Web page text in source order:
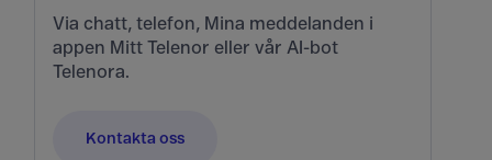
Via chatt, telefon, Mina meddelanden i
appen Mitt Telenor eller vår AI-bot
Telenora.
Kontakta oss